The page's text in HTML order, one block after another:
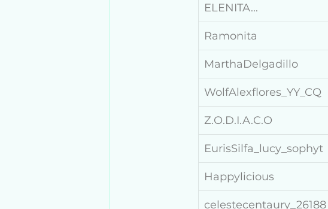
ELENITA...
Ramonita
MarthaDelgadillo
WolfAlexflores_YY_CQ
Z.O.D.I.A.C.O
EurisSilfa_lucy_sophyt
Happylicious
celestecentaury_26188